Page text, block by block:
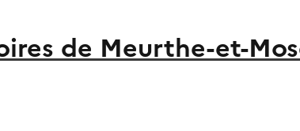
de Meurthe-et-